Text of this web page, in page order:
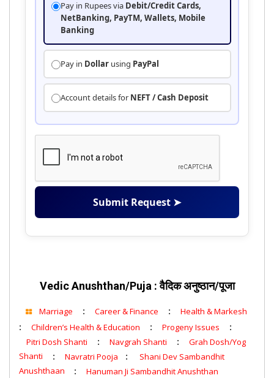
Pay in Rupees via Debit/Credit Cards,
NetBanking, PayTM, Wallets, Mobile
Banking
Pay in Dollar using PayPal
Account details for NEFT / Cash Deposit
Submit Request ➤
Vedic Anushthan/Puja : वैदिक अनुष्ठान/पूजा
Marriage : Career & Finance : Health & Markesh
: Children’s Health & Education : Progeny Issues :
Pitri Dosh Shanti : Navgrah Shanti : Grah Dosh/Yog
Shanti : Navratri Pooja : Shani Dev Sambandhit
Anushthaan : Hanuman Ji Sambandhit Anushthan